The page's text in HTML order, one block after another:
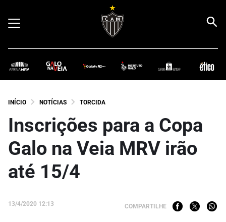
INÍCIO NOTÍCIAS TORCIDA
Inscrições para a Copa
Galo na Veia MRV irão
até 15/4
13/4/2020 12:13 COMPARTILHE